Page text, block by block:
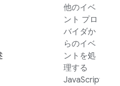
他のイベ
ント プロ
バイダか
らのイベ
ントを処
理する
JavaScript